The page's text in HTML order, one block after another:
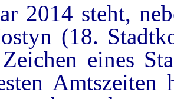
2014 steht,
(18.
eines
Amtszeiten